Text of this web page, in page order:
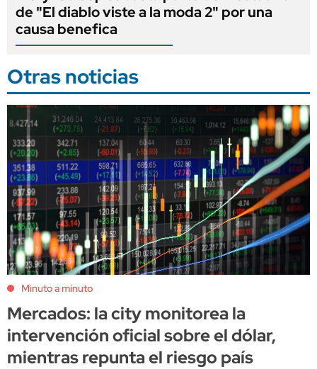
de "El diablo viste a la moda 2" por una
causa benefica
Otras noticias
Minuto a minuto
Mercados: la city monitorea la
intervención oficial sobre el dólar,
mientras repunta el riesgo país